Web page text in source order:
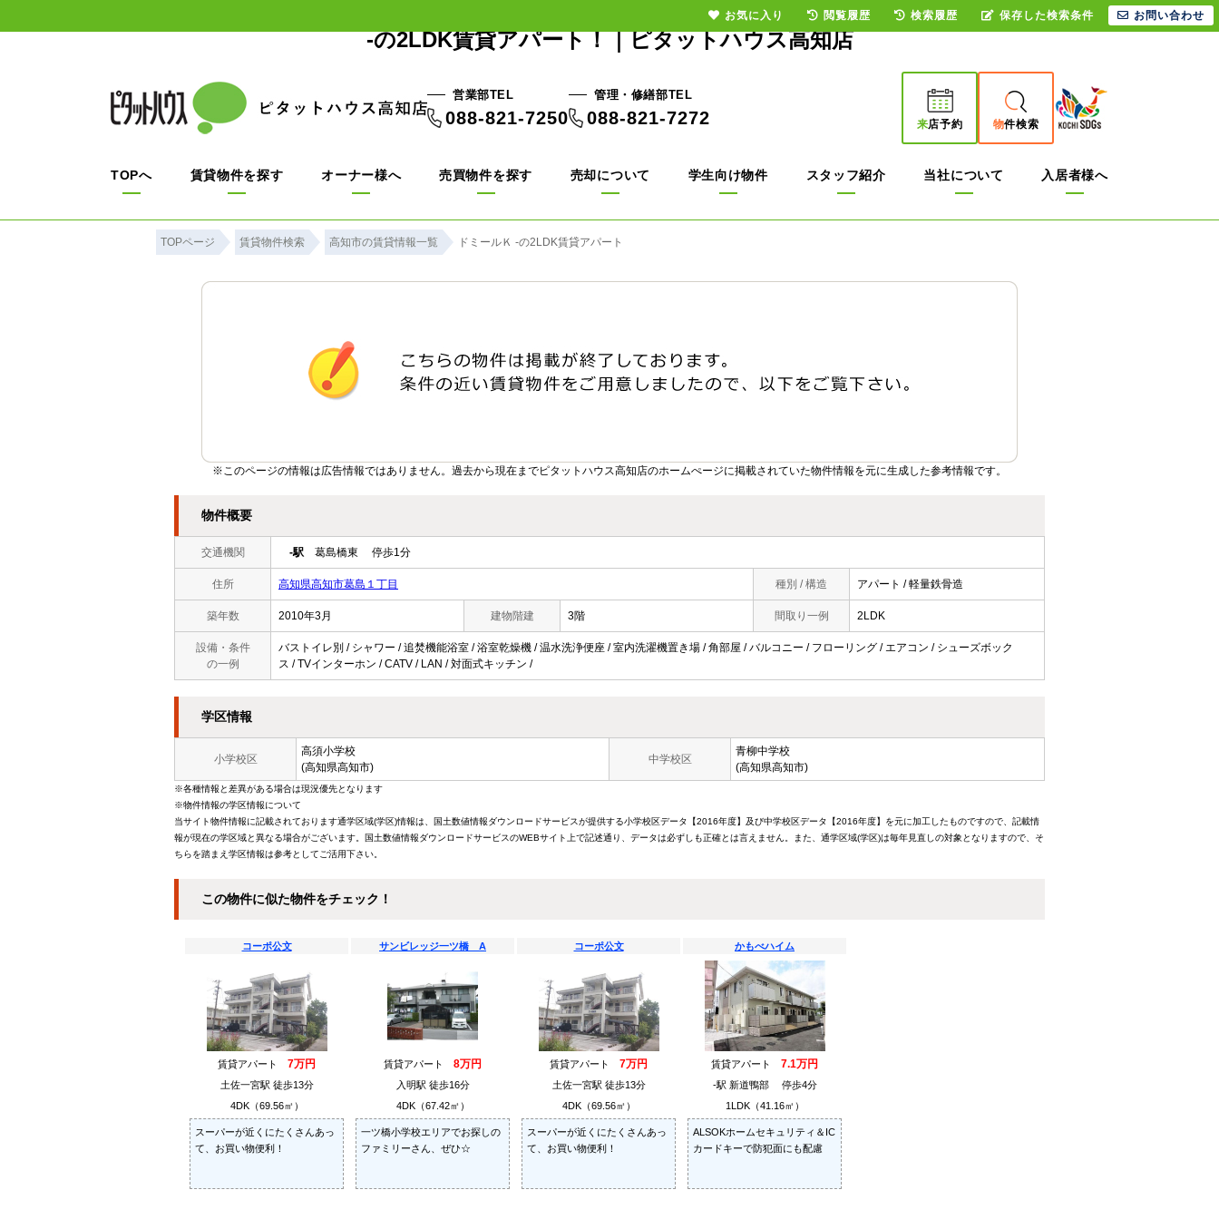
-の2LDK賃貸アパート！｜ピタットハウス高知店
営業部TEL
088-821-7250
管理・修繕部TEL
088-821-7272 来店予約 物件検索
TOPへ 賃貸物件を探す オーナー様へ 売買物件を探す 売却について 学生向け物件 スタッフ紹介 当社について 入居者様へ
TOPページ 賃貸物件検索 高知市の賃貸情報一覧 ドミールＫ -の2LDK賃貸アパート
※このページの情報は広告情報ではありません。過去から現在までピタットハウス高知店のホームぺージに掲載されていた物件情報を元に生成した参考情報です。
物件概要
交通機関 -駅 葛島橋東 停歩1分
住所 高知県高知市葛島１丁目 種別 / 構造 アパート / 軽量鉄骨造
築年数 2010年3月 建物階建 3階 間取り一例 2LDK
設備・条件
の一例
バストイレ別 / シャワー / 追焚機能浴室 / 浴室乾燥機 / 温水洗浄便座 / 室内洗濯機置き場 / 角部屋 / バルコニー / フローリング / エアコン / シューズボック
ス / TVインターホン / CATV / LAN / 対面式キッチン /
学区情報
小学校区
高須小学校
(高知県高知市)
中学校区
青柳中学校
(高知県高知市)
※各種情報と差異がある場合は現況優先となります
※物件情報の学区情報について
当サイト物件情報に記載されております通学区域(学区)情報は、国土数値情報ダウンロードサービスが提供する小学校区データ【2016年度】及び中学校区データ【2016年度】を元に加工したものですので、記載情
報が現在の学区域と異なる場合がございます。国土数値情報ダウンロードサービスのWEBサイト上で記述通り、データは必ずしも正確とは言えません。また、通学区域(学区)は毎年見直しの対象となりますので、そ
ちらを踏まえ学区情報は参考としてご活用下さい。
この物件に似た物件をチェック！
コーポ公文
賃貸アパート 7万円
土佐一宮駅 徒歩13分
4DK（69.56㎡）
スーパーが近くにたくさんあっ
て、お買い物便利！
サンビレッジ一ツ橋 A
賃貸アパート 8万円
入明駅 徒歩16分
4DK（67.42㎡）
一ツ橋小学校エリアでお探しの
ファミリーさん、ぜひ☆
コーポ公文
賃貸アパート 7万円
土佐一宮駅 徒歩13分
4DK（69.56㎡）
スーパーが近くにたくさんあっ
て、お買い物便利！
かもべハイム
賃貸アパート 7.1万円
-駅 新道鴨部 停歩4分
1LDK（41.16㎡）
ALSOKホームセキュリティ＆IC
カードキーで防犯面にも配慮
お気に入り 閲覧履歴 検索履歴 保存した検索条件 お問い合わせ